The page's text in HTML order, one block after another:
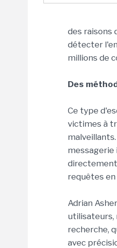
des raisons
détecter
millions de
Des
Ce type
victimes à
directement
requêtes
Adrian
utilisateurs,
recherche,
avec